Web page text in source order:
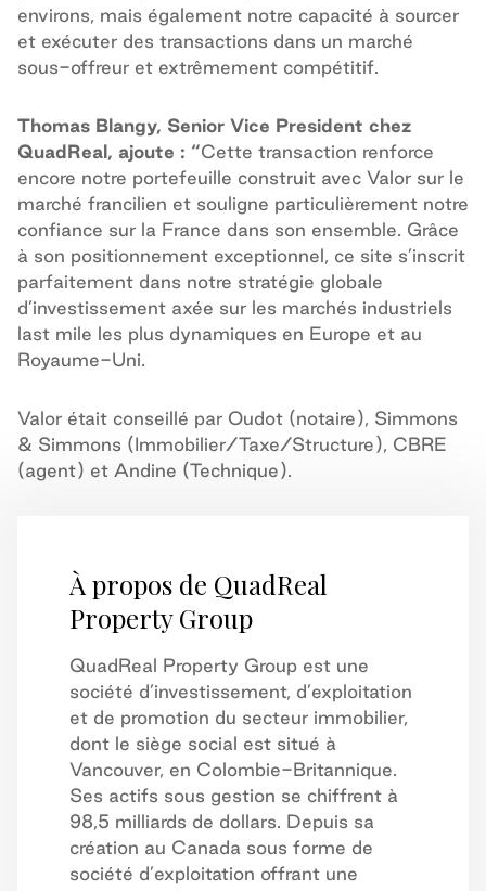
environs, mais également notre capacité à sourcer
et exécuter des transactions dans un marché
sous-offreur et extrêmement compétitif.
Thomas Blangy, Senior Vice President chez
QuadReal, ajoute : “Cette transaction renforce
encore notre portefeuille construit avec Valor sur le
marché francilien et souligne particulièrement notre
confiance sur la France dans son ensemble. Grâce
à son positionnement exceptionnel, ce site s’inscrit
parfaitement dans notre stratégie globale
d’investissement axée sur les marchés industriels
last mile les plus dynamiques en Europe et au
Royaume-Uni.
Valor était conseillé par Oudot (notaire), Simmons
& Simmons (Immobilier/Taxe/Structure), CBRE
(agent) et Andine (Technique).
À propos de QuadReal
Property Group
QuadReal Property Group est une
société d’investissement, d’exploitation
et de promotion du secteur immobilier,
dont le siège social est situé à
Vancouver, en Colombie-Britannique.
Ses actifs sous gestion se chiffrent à
98,5 milliards de dollars. Depuis sa
création au Canada sous forme de
société d’exploitation offrant une